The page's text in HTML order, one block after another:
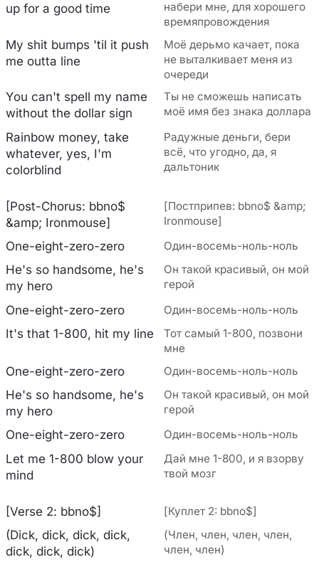
up for a good time
набери мне, для хорошего
времяпровождения
My shit bumps 'til it push
me outta line
Моё дерьмо качает, пока
не выталкивает меня из
очереди
You can't spell my name
without the dollar sign
Ты не сможешь написать
моё имя без знака доллара
Rainbow money, take
whatever, yes, I'm
colorblind
Радужные деньги, бери
всё, что угодно, да, я
дальтоник
[Post-Chorus: bbno$
&amp; Ironmouse]
[Постприпев: bbno$ &amp;
Ironmouse]
One-eight-zero-zero Один-восемь-ноль-ноль
He's so handsome, he's
my hero
Он такой красивый, он мой
герой
One-eight-zero-zero Один-восемь-ноль-ноль
It's that 1-800, hit my line
Тот самый 1-800, позвони
мне
One-eight-zero-zero Один-восемь-ноль-ноль
He's so handsome, he's
my hero
Он такой красивый, он мой
герой
One-eight-zero-zero Один-восемь-ноль-ноль
Let me 1-800 blow your
mind
Дай мне 1-800, и я взорву
твой мозг
[Verse 2: bbno$] [Куплет 2: bbno$]
(Dick, dick, dick, dick,
dick, dick, dick)
(Член, член, член, член,
член, член)